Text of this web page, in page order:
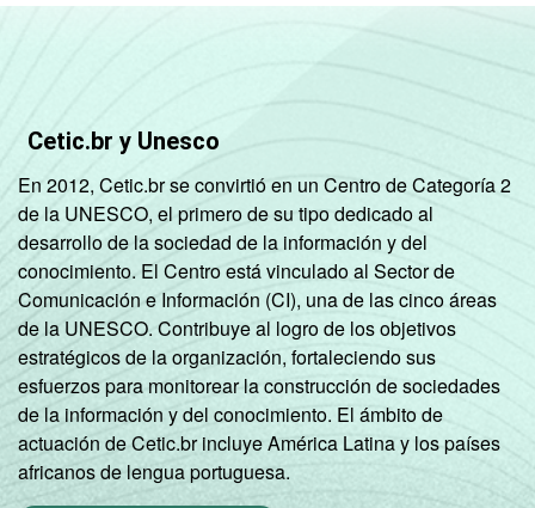
Cetic.br y Unesco
En 2012, Cetic.br se convirtió en un Centro de Categoría 2
de la UNESCO, el primero de su tipo dedicado al
desarrollo de la sociedad de la información y del
conocimiento. El Centro está vinculado al Sector de
Comunicación e Información (CI), una de las cinco áreas
de la UNESCO. Contribuye al logro de los objetivos
estratégicos de la organización, fortaleciendo sus
esfuerzos para monitorear la construcción de sociedades
de la información y del conocimiento. El ámbito de
actuación de Cetic.br incluye América Latina y los países
africanos de lengua portuguesa.